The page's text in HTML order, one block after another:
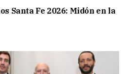
Santa Fe 2026: Midón en la